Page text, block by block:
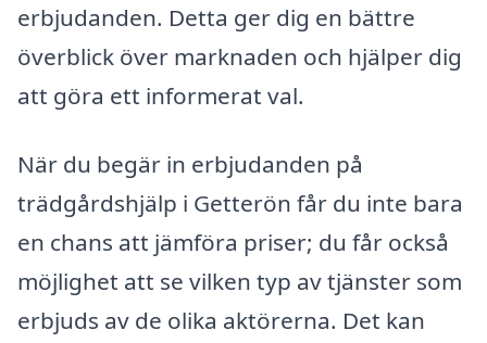
erbjudanden. Detta ger dig en bättre
överblick över marknaden och hjälper dig
att göra ett informerat val.
När du begär in erbjudanden på
trädgårdshjälp i Getterön får du inte bara
en chans att jämföra priser; du får också
möjlighet att se vilken typ av tjänster som
erbjuds av de olika aktörerna. Det kan